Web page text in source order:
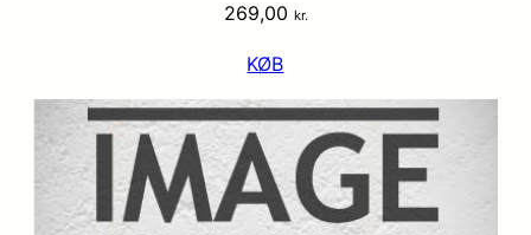
269,00 kr.
KØB